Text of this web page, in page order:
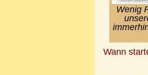
Wenig
Wann